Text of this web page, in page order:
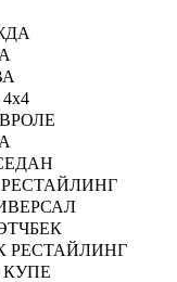
РЕСТАЙЛИНГ
РЕСТАЙЛИНГ
КУПЕ